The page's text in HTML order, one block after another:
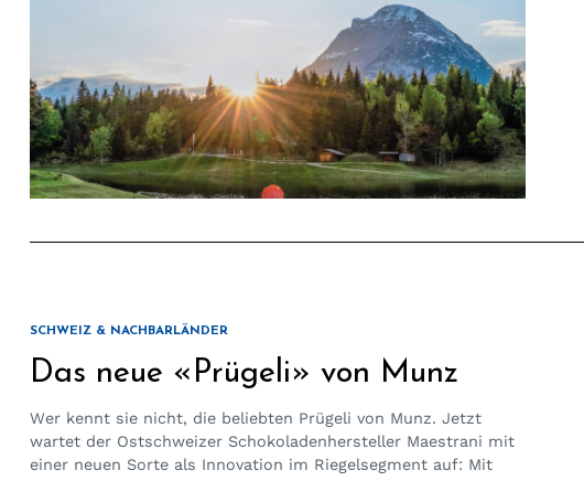
SCHWEIZ & NACHBARLÄNDER
Das neue «Prügeli» von Munz
Wer kennt sie nicht, die beliebten Prügeli von Munz. Jetzt
wartet der Ostschweizer Schokoladenhersteller Maestrani mit
einer neuen Sorte als Innovation im Riegelsegment auf: Mit